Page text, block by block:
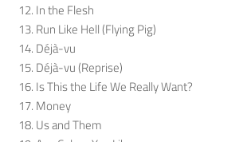
In the Flesh
Run Like Hell (Flying Pig)
Déjà-vu
Déjà-vu (Reprise)
Is This the Life We Really Want?
Money
Us and Them